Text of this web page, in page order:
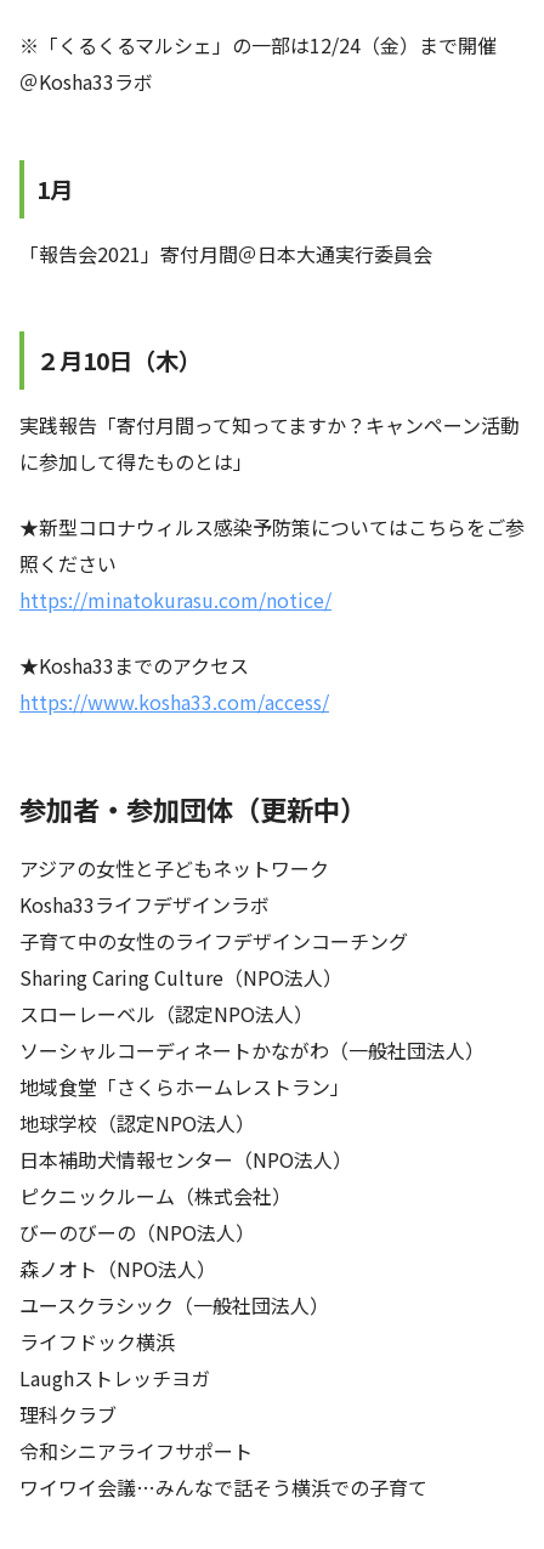
※「くるくるマルシェ」の一部は12/24（金）まで開催
＠Kosha33ラボ
1月
「報告会2021」寄付月間＠日本大通実行委員会
２月10日（木）
実践報告「寄付月間って知ってますか？キャンペーン活動
に参加して得たものとは」
★新型コロナウィルス感染予防策についてはこちらをご参
照ください
https://minatokurasu.com/notice/
★Kosha33までのアクセス
https://www.kosha33.com/access/
参加者・参加団体（更新中）
アジアの女性と子どもネットワーク
Kosha33ライフデザインラボ
子育て中の女性のライフデザインコーチング
Sharing Caring Culture（NPO法人）
スローレーベル（認定NPO法人）
ソーシャルコーディネートかながわ（一般社団法人）
地域食堂「さくらホームレストラン」
地球学校（認定NPO法人）
日本補助犬情報センター（NPO法人）
ピクニックルーム（株式会社）
びーのびーの（NPO法人）
森ノオト（NPO法人）
ユースクラシック（一般社団法人）
ライフドック横浜
Laughストレッチヨガ
理科クラブ
令和シニアライフサポート
ワイワイ会議…みんなで話そう横浜での子育て